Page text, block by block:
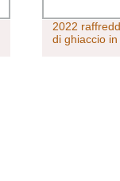
2022
di ghiaccio